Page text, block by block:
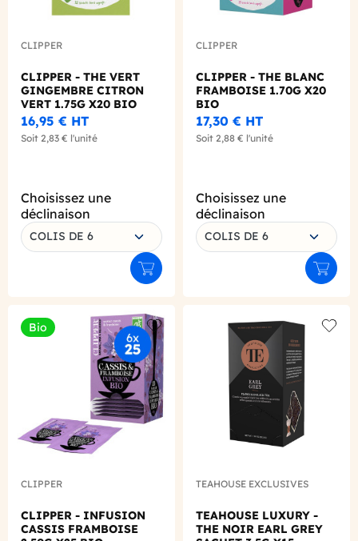
CLIPPER
CLIPPER - THE VERT
GINGEMBRE CITRON
VERT 1.75G X20 BIO
16,95 € HT
Soit 2,83 € l'unité
Choisissez une
déclinaison
COLIS DE 6
Ajouter au panier
CLIPPER
CLIPPER - THE BLANC
FRAMBOISE 1.70G X20
BIO
17,30 € HT
Soit 2,88 € l'unité
Choisissez une
déclinaison
COLIS DE 6
Bio
Add to wishlist
CLIPPER
CLIPPER - INFUSION
CASSIS FRAMBOISE
TEAHOUSE EXCLUSIVES
TEAHOUSE LUXURY -
THE NOIR EARL GREY